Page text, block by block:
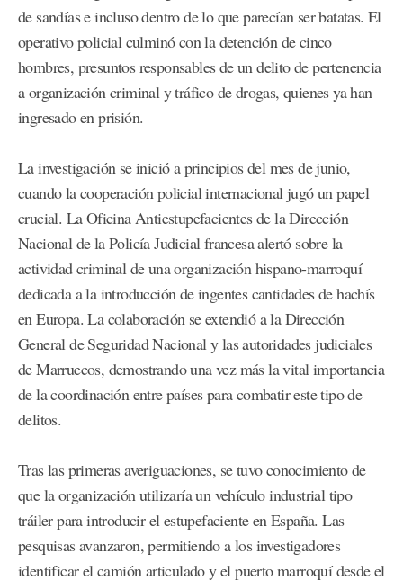
de sandías e incluso dentro de lo que parecían ser batatas. El
operativo policial culminó con la detención de cinco
hombres, presuntos responsables de un delito de pertenencia
a organización criminal y tráfico de drogas, quienes ya han
ingresado en prisión.
La investigación se inició a principios del mes de junio,
cuando la cooperación policial internacional jugó un papel
crucial. La Oficina Antiestupefacientes de la Dirección
Nacional de la Policía Judicial francesa alertó sobre la
actividad criminal de una organización hispano-marroquí
dedicada a la introducción de ingentes cantidades de hachís
en Europa. La colaboración se extendió a la Dirección
General de Seguridad Nacional y las autoridades judiciales
de Marruecos, demostrando una vez más la vital importancia
de la coordinación entre países para combatir este tipo de
delitos.
Tras las primeras averiguaciones, se tuvo conocimiento de
que la organización utilizaría un vehículo industrial tipo
tráiler para introducir el estupefaciente en España. Las
pesquisas avanzaron, permitiendo a los investigadores
identificar el camión articulado y el puerto marroquí desde el